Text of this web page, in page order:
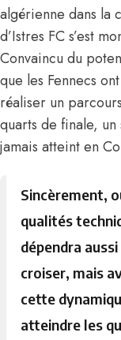
algérienne dans la
d’Istres FC s’est
Convaincu du
que les Fennecs
réaliser un
quarts de finale, un
jamais atteint en
Sincèrement,
qualités
dépendra
croiser, mais
cette
atteindre les